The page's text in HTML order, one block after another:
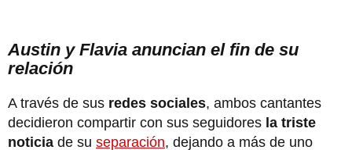
Austin y Flavia anuncian el fin de su
relación
A través de sus redes sociales, ambos cantantes
decidieron compartir con sus seguidores la triste
noticia de su separación, dejando a más de uno